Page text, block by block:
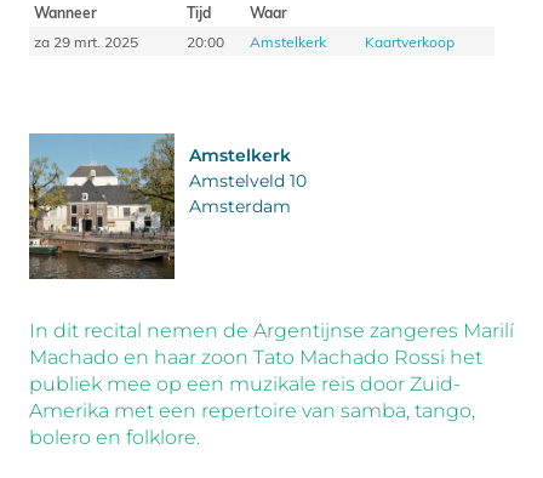
Wanneer Tijd
Waar
za 29 mrt. 2025
20:00 Amstelkerk Kaartverkoop
Amstelkerk
Amstelveld 10
Amsterdam
In dit recital nemen de Argentijnse zangeres Marilí
Machado en haar zoon Tato Machado Rossi het
publiek mee op een muzikale reis door Zuid-
Amerika met een repertoire van samba, tango,
bolero en folklore.